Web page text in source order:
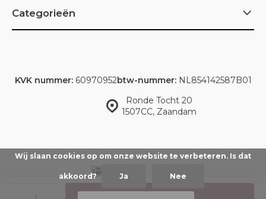
Categorieën
Ronde Tocht 20
1507CC, Zaandam
KVK nummer:60970952btw-nummer:NL854142587B01
Wij slaan cookies op om onze website te verbeteren. Is dat
akkoord? Ja Nee